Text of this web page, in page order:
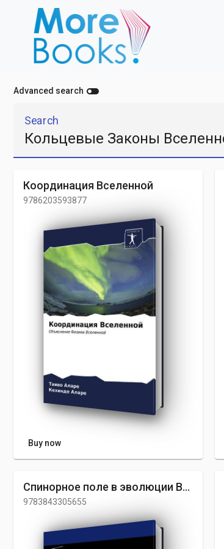
Advanced search toggle_off
Search
Координация Вселенной
9786203593877
Buy now
Спинорное поле в эволюции Вселенной
9783843305655